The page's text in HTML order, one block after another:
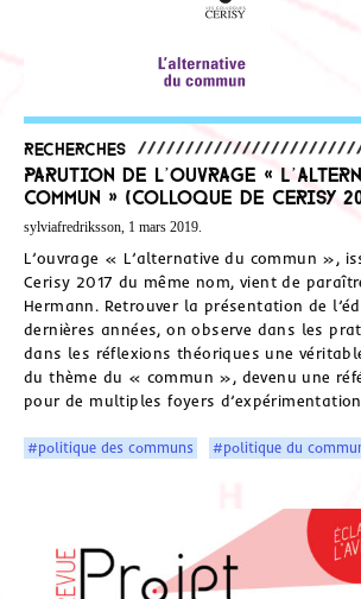
Recherches
Parution de l’ouvrage «
commun » (Colloque de Cerisy
sylviafredriksson, 1 mars 2019.
L’ouvrage « L’alternative du commun »,
Cerisy 2017 du même nom, vient de
Hermann. Retrouver la présentation de
dernières années, on observe dans les
dans les réflexions théoriques une
du thème du « commun », devenu une
pour de multiples foyers
#politique des communs #politique du